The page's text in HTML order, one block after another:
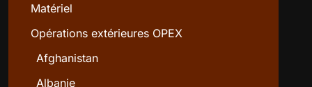
Matériel
Opérations extérieures OPEX
Afghanistan
Albanie